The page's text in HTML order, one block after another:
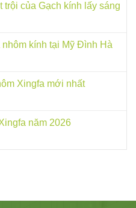
của Gạch kính lấy sáng
kính tại Mỹ Đình Hà
Xingfa mới nhất
năm 2026